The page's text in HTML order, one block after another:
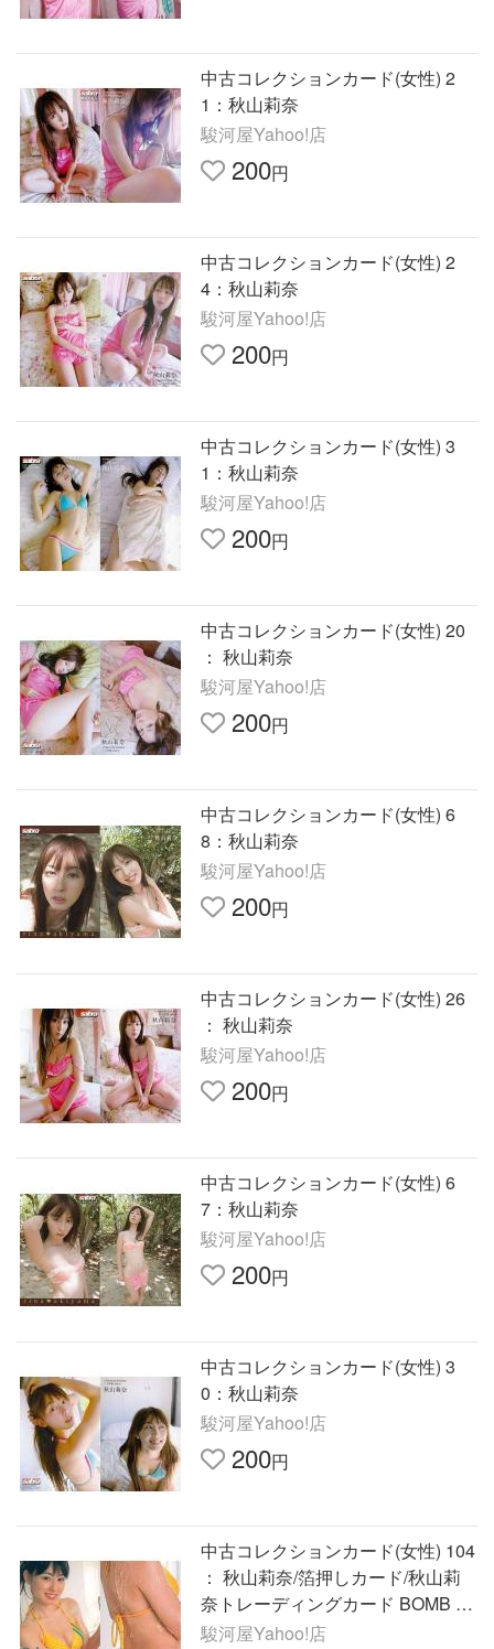
中古コレクションカード(女性) 2
1：秋山莉奈
駿河屋Yahoo!店
200円
中古コレクションカード(女性) 2
4：秋山莉奈
駿河屋Yahoo!店
200円
中古コレクションカード(女性) 3
1：秋山莉奈
駿河屋Yahoo!店
200円
中古コレクションカード(女性) 20
： 秋山莉奈
駿河屋Yahoo!店
200円
中古コレクションカード(女性) 6
8：秋山莉奈
駿河屋Yahoo!店
200円
中古コレクションカード(女性) 26
： 秋山莉奈
駿河屋Yahoo!店
200円
中古コレクションカード(女性) 6
7：秋山莉奈
駿河屋Yahoo!店
200円
中古コレクションカード(女性) 3
0：秋山莉奈
駿河屋Yahoo!店
200円
中古コレクションカード(女性) 104
： 秋山莉奈/箔押しカード/秋山莉
奈トレーディングカード BOMB C
ARD L
駿河屋Yahoo!店